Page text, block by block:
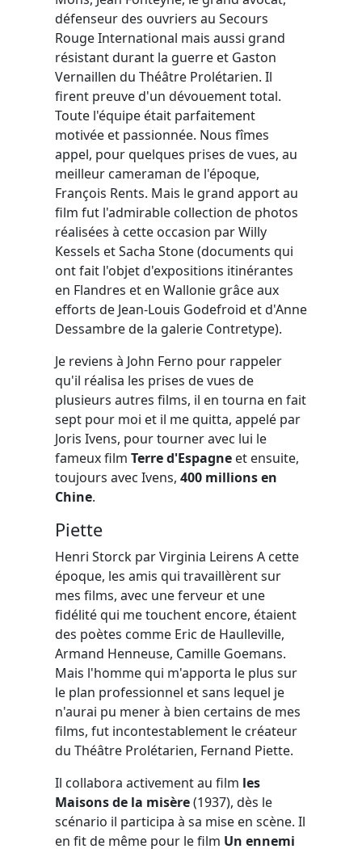
défenseur des ouvriers au Secours
Rouge International mais aussi grand
résistant durant la guerre et Gaston
Vernaillen du Théâtre Prolétarien. Il
firent preuve d'un dévouement total.
Toute l'équipe était parfaitement
motivée et passionnée. Nous fîmes
appel, pour quelques prises de vues, au
meilleur cameraman de l'époque,
François Rents. Mais le grand apport au
film fut l'admirable collection de photos
réalisées à cette occasion par Willy
Kessels et Sacha Stone (documents qui
ont fait l'objet d'expositions itinérantes
en Flandres et en Wallonie grâce aux
efforts de Jean-Louis Godefroid et d'Anne
Dessambre de la galerie Contretype).
Je reviens à John Ferno pour rappeler
qu'il réalisa les prises de vues de
plusieurs autres films, il en tourna en fait
sept pour moi et il me quitta, appelé par
Joris Ivens, pour tourner avec lui le
fameux film Terre d'Espagne et ensuite,
toujours avec Ivens, 400 millions en
Chine.
Piette
Henri Storck par Virginia Leirens A cette
époque, les amis qui travaillèrent sur
mes films, avec une ferveur et une
fidélité qui me touchent encore, étaient
des poètes comme Eric de Haulleville,
Armand Henneuse, Camille Goemans.
Mais l'homme qui m'apporta le plus sur
le plan professionnel et sans lequel je
n'aurai pu mener à bien certains de mes
films, fut incontestablement le créateur
du Théâtre Prolétarien, Fernand Piette.
Il collabora activement au film les
Maisons de la misère(1937), dès le
scénario il participa à sa mise en scène. Il
en fit de même pour le film Un ennemi